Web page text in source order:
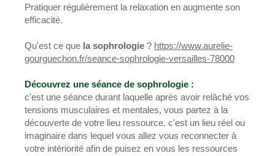
Pratiquer régulièrement la relaxation en augmente son
efficacité.
Qu'est ce que la sophrologie ? https://www.aurelie-
gourguechon.fr/seance-sophrologie-versailles-78000
Découvrez une séance de sophrologie :
c'est une séance durant laquelle après avoir relâché vos
tensions musculaires et mentales, vous partez à la
découverte de votre lieu ressource. c'est un lieu réel ou
imaginaire dans lequel vous allez vous reconnecter à
votre intériorité afin de puisez en vous les ressources